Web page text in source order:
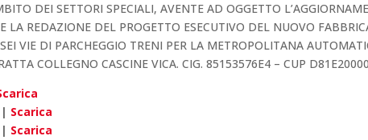
DEI SETTORI SPECIALI, AVENTE AD OGGETTO
LA REDAZIONE DEL PROGETTO ESECUTIVO DEL NUOVO
VIE DI PARCHEGGIO TRENI PER LA METROPOLITANA
COLLEGNO CASCINE VICA. CIG. 85153576E4 – CUP
| Scarica
| Scarica